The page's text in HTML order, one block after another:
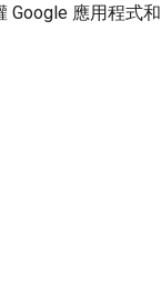
Google 應用程式和